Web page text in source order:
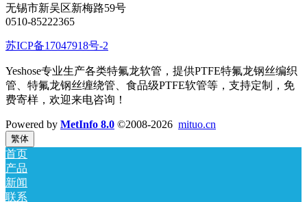
无锡市新吴区新梅路59号
0510-85222365
苏ICP备17047918号-2
Yeshose专业生产各类特氟龙软管，提供PTFE特氟龙钢丝编织
管、特氟龙钢丝缠绕管、食品级PTFE软管等，支持定制，免
费寄样，欢迎来电咨询！
Powered by MetInfo 8.0 ©2008-2026 mituo.cn
繁体
首页
产品
新闻
联系